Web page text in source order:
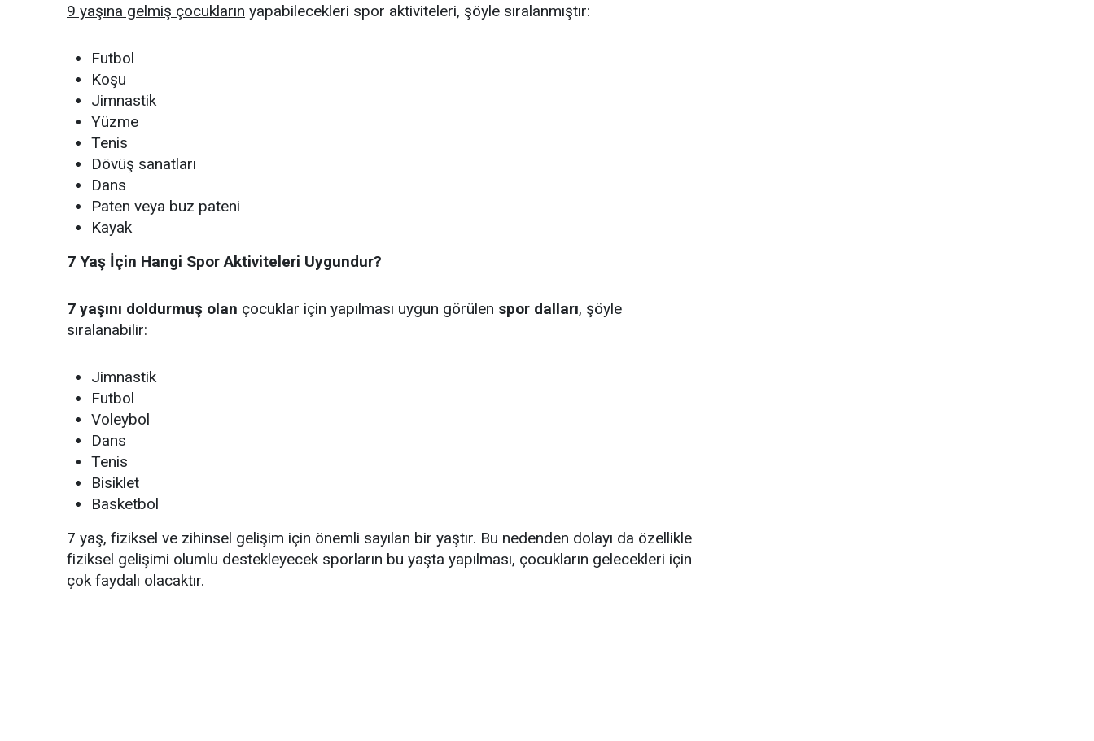
9 yaşına gelmiş çocukların yapabilecekleri spor aktiviteleri, şöyle sıralanmıştır:
Futbol
Koşu
Jimnastik
Yüzme
Tenis
Dövüş sanatları
Dans
Paten veya buz pateni
Kayak
7 Yaş İçin Hangi Spor Aktiviteleri Uygundur?
7 yaşını doldurmuş olan çocuklar için yapılması uygun görülen spor dalları, şöyle
sıralanabilir:
Jimnastik
Futbol
Voleybol
Dans
Tenis
Bisiklet
Basketbol
7 yaş, fiziksel ve zihinsel gelişim için önemli sayılan bir yaştır. Bu nedenden dolayı da özellikle
fiziksel gelişimi olumlu destekleyecek sporların bu yaşta yapılması, çocukların gelecekleri için
çok faydalı olacaktır.